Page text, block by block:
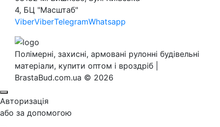
4, БЦ "Масштаб"
ViberViberTelegramWhatsapp
Полімерні, захисні, армовані рулонні будівельні
матеріали, купити оптом і вроздріб |
BrastaBud.com.ua © 2026
Авторизація
або за допомогою